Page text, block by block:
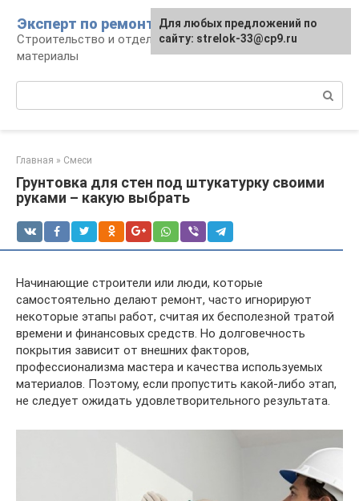
контенту
Эксперт по ремонту
Строительство и отделка: работы и
материалы
Главная » Смеси
Грунтовка для стен под штукатурку своими
руками – какую выбрать
Начинающие строители или люди, которые
самостоятельно делают ремонт, часто игнорируют
некоторые этапы работ, считая их бесполезной тратой
времени и финансовых средств. Но долговечность
покрытия зависит от внешних факторов,
профессионализма мастера и качества используемых
материалов. Поэтому, если пропустить какой-либо этап,
не следует ожидать удовлетворительного результата.
Для любых предложений по
сайту: strelok-33@cp9.ru
Для любых предложений по
сайту: strelok-33@cp9.ru